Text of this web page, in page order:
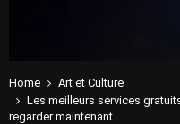
Home
Art et Culture
Les meilleurs services
regarder maintenant